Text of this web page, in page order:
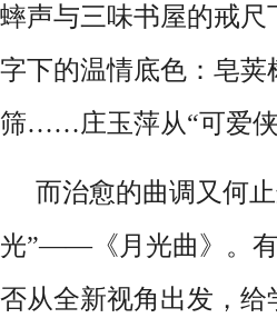
蟀声与三味书屋的戒
字下的温情底色：皂
筛……庄玉萍从“可爱侠
而治愈的曲调又何
光”——《月光曲》。有
否从全新视角出发，